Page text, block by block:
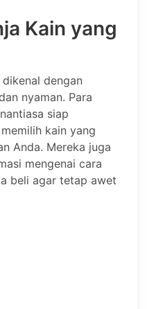
Kain yang
dengan
nyaman. Para
siap
kain yang
Anda. Mereka juga
mengenai cara
beli agar tetap awet